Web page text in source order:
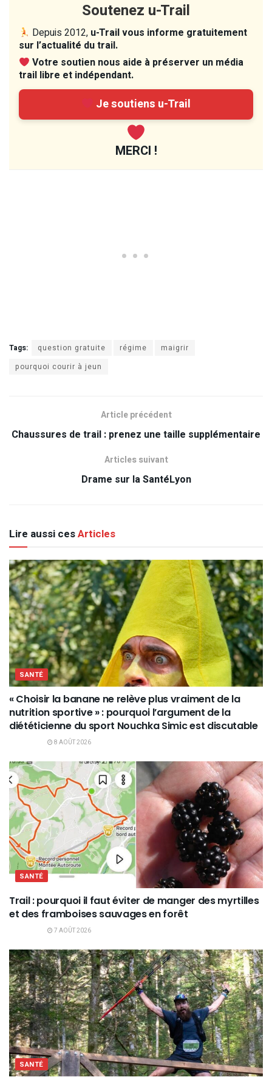
Soutenez u-Trail
Depuis 2012, u-Trail vous informe gratuitement
sur l’actualité du trail.
Votre soutien nous aide à préserver un média
trail libre et indépendant.
Je soutiens u-Trail
MERCI !
Tags: question gratuite régime
maigrir
pourquoi courir à jeun
Article précédent
Chaussures de trail : prenez une taille supplémentaire
Articles suivant
Drame sur la SantéLyon
Lire aussi cesArticles
SANTÉ
« Choisir la banane ne relève plus vraiment de la
nutrition sportive » : pourquoi l’argument de la
diététicienne du sport Nouchka Simic est discutable
8 AOÛT 2026
SANTÉ
Trail : pourquoi il faut éviter de manger des myrtilles
et des framboises sauvages en forêt
7 AOÛT 2026
SANTÉ